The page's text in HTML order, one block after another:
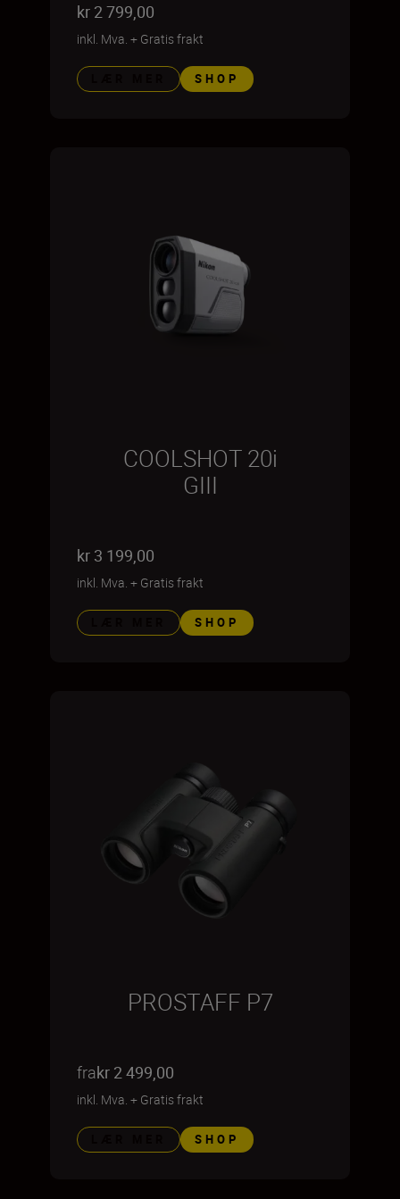
kr 2 799,00
inkl. Mva. + Gratis frakt
SHOP
COOLSHOT 20i
GIII
kr 3 199,00
inkl. Mva. + Gratis frakt
SHOP
PROSTAFF P7
frakr 2 499,00
inkl. Mva. + Gratis frakt
SHOP